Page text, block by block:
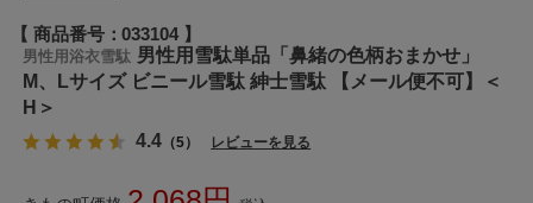
商品番号 033104
男性用浴衣雪駄 男性用雪駄単品「鼻緒の色柄おまかせ」
M、Lサイズ ビニール雪駄 紳士雪駄 【メール便不可】＜
H＞
4.4 （5） レビューを見る